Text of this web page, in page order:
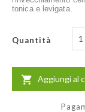
tonica e levigata.
Quantità
 Aggiungi al